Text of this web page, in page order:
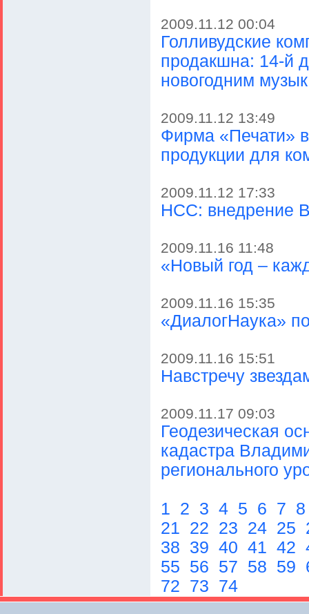
2009.11.12 00:04
Голливудские
продакшна: 14-й
новогодним
2009.11.12 13:49
Фирма «Печати»
продукции для
2009.11.12 17:33
НСС: внедрение
2009.11.16 11:48
«Новый год –
2009.11.16 15:35
«ДиалогНаука»
2009.11.16 15:51
Навстречу
2009.11.17 09:03
Геодезическая
кадастра
регионального
1 2 3 4 5 6 7
21 22 23 24 25
38 39 40 41 42
55 56 57 58 59
72 73 74